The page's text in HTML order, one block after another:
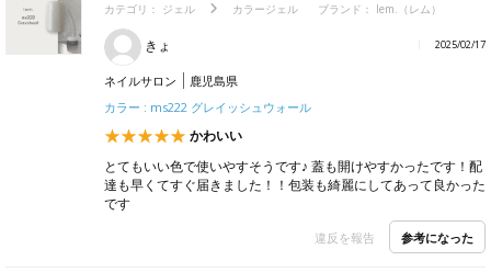
カテゴリ： ジェル カラージェル ブランド： lem.（レム）
きょ 2025/02/17
ネイルサロン
鹿児島県
カラー : ms222 グレイッシュウォール
かわいい
とてもいい色で使いやすそうです♪ 蓋も開けやすかったです！配
達も早くてすぐ届きました！！包装も綺麗にしてあって良かった
です
違反を報告 参考になった